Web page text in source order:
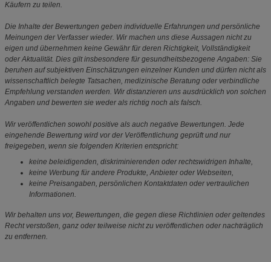
Käufern zu teilen.
Die Inhalte der Bewertungen geben individuelle Erfahrungen und persönliche
Meinungen der Verfasser wieder. Wir machen uns diese Aussagen nicht zu
eigen und übernehmen keine Gewähr für deren Richtigkeit, Vollständigkeit
oder Aktualität. Dies gilt insbesondere für gesundheitsbezogene Angaben: Sie
beruhen auf subjektiven Einschätzungen einzelner Kunden und dürfen nicht als
wissenschaftlich belegte Tatsachen, medizinische Beratung oder verbindliche
Empfehlung verstanden werden. Wir distanzieren uns ausdrücklich von solchen
Angaben und bewerten sie weder als richtig noch als falsch.
Wir veröffentlichen sowohl positive als auch negative Bewertungen. Jede
eingehende Bewertung wird vor der Veröffentlichung geprüft und nur
freigegeben, wenn sie folgenden Kriterien entspricht:
keine beleidigenden, diskriminierenden oder rechtswidrigen Inhalte,
keine Werbung für andere Produkte, Anbieter oder Webseiten,
keine Preisangaben, persönlichen Kontaktdaten oder vertraulichen
Informationen.
Wir behalten uns vor, Bewertungen, die gegen diese Richtlinien oder geltendes
Recht verstoßen, ganz oder teilweise nicht zu veröffentlichen oder nachträglich
zu entfernen.